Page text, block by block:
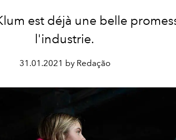
est déjà une belle
l'industrie.
31.01.2021 by Redação